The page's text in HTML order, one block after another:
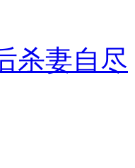
杀妻自尽